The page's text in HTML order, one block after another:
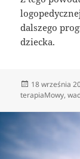
dalszego
dziecka.
Data
publikacji
18 września
terapiaMowy,